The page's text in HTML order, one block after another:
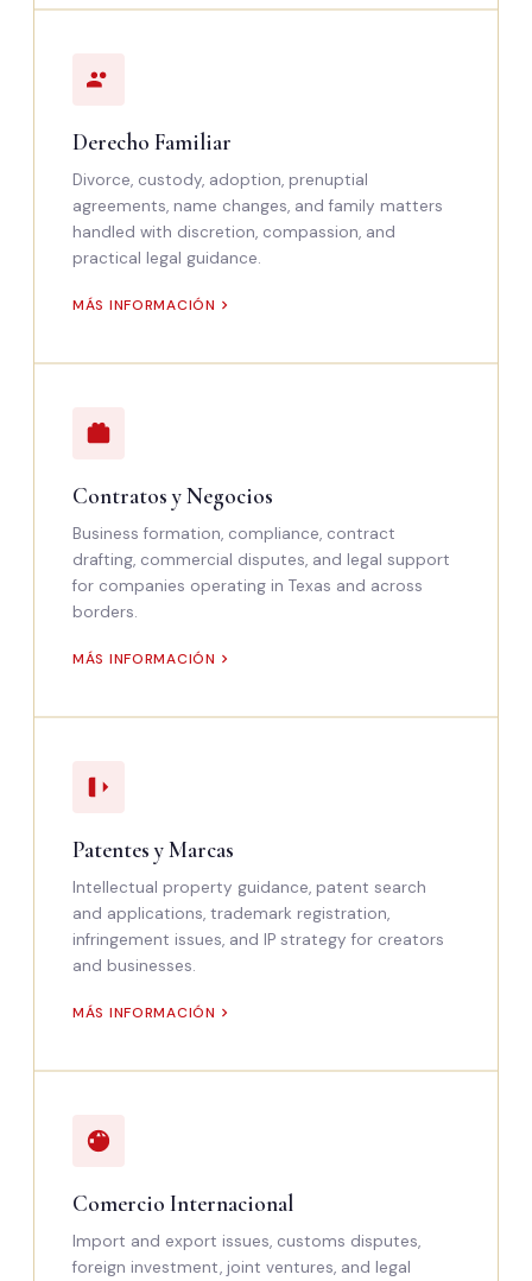
Derecho Familiar
Divorce, custody, adoption, prenuptial
agreements, name changes, and family matters
handled with discretion, compassion, and
practical legal guidance.
MÁS INFORMACIÓN
Contratos y Negocios
Business formation, compliance, contract
drafting, commercial disputes, and legal support
for companies operating in Texas and across
borders.
MÁS INFORMACIÓN
Patentes y Marcas
Intellectual property guidance, patent search
and applications, trademark registration,
infringement issues, and IP strategy for creators
and businesses.
MÁS INFORMACIÓN
Comercio Internacional
Import and export issues, customs disputes,
foreign investment, joint ventures, and legal